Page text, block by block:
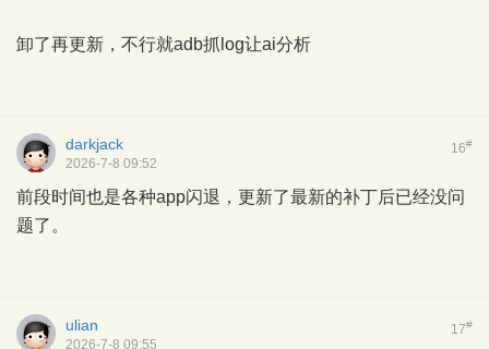
卸了再更新，不行就adb抓log让ai分析
16#
darkjack
2026-7-8 09:52
前段时间也是各种app闪退，更新了最新的补丁后已经没问
题了。
17#
ulian
2026-7-8 09:55